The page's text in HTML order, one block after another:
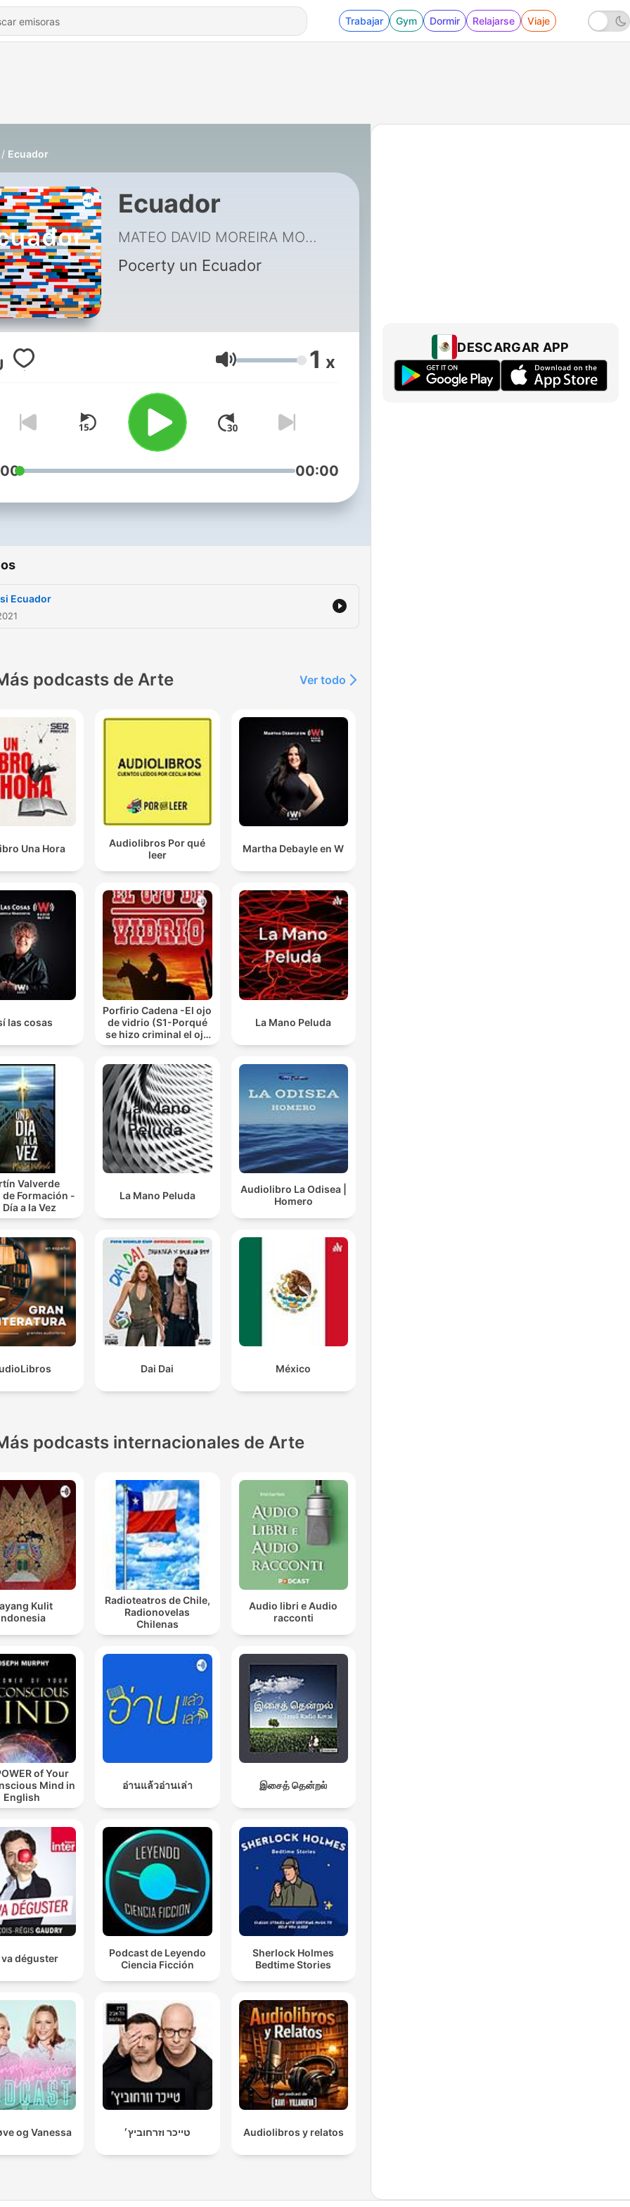
Trabajar Gym Dormir Relajarse Viaje
Ecuador
Ecuador
MATEO DAVID MOREIRA MORALES
Pocerty un Ecuador
Volumen 1 x
00:00
Ecuador
podcasts de Arte Ver todo
Una Hora
Audiolibros Por qué
leer
Martha Debayle en W
las cosas
Porfirio Cadena -El ojo
de vidrio (S1-Porqué
se hizo criminal el ojo
de vidrio.)
La Mano Peluda
Valverde
de Formación -
Día a la Vez
La Mano Peluda
Audiolibro La Odisea |
Homero
Dai Dai México
podcasts internacionales de Arte
Kulit
Radioteatros de Chile,
Radionovelas
Chilenas
Audio libri e Audio
racconti
of Your
Mind in
English
อ่านแล้วอ่านเล่า இசைத் தென்றல்
va déguster
Podcast de Leyendo
Ciencia Ficción
Sherlock Holmes
Bedtime Stories
og Vanessa טייכר וזרחוביץ׳ Audiolibros y relatos
DESCARGAR APP